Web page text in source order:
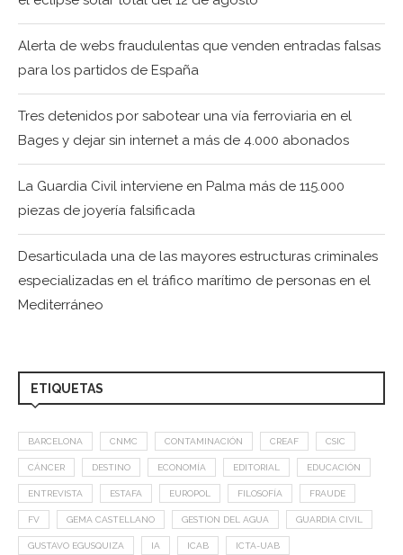
Alerta de webs fraudulentas que venden entradas falsas
para los partidos de España
Tres detenidos por sabotear una vía ferroviaria en el
Bages y dejar sin internet a más de 4.000 abonados
La Guardia Civil interviene en Palma más de 115.000
piezas de joyería falsificada
Desarticulada una de las mayores estructuras criminales
especializadas en el tráfico marítimo de personas en el
Mediterráneo
ETIQUETAS
BARCELONA CNMC CONTAMINACIÓN CREAF CSIC
CÁNCER DESTINO ECONOMÍA EDITORIAL EDUCACIÓN
ENTREVISTA ESTAFA EUROPOL FILOSOFÍA FRAUDE
FV GEMA CASTELLANO GESTION DEL AGUA GUARDIA CIVIL
GUSTAVO EGUSQUIZA IA ICAB ICTA-UAB